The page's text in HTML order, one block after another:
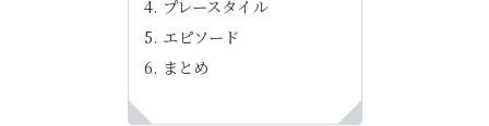
プレースタイル
エピソード
まとめ